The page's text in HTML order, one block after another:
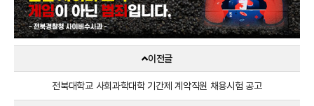
이전글
전북대학교 사회과학대학 기간제 계약직원 채용시험 공고